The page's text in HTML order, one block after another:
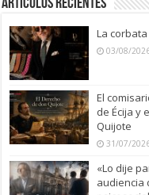
Artículos recientes
La
03/08/
El
de Écija y
Quijote
31/07/
«Lo dije
audiencia